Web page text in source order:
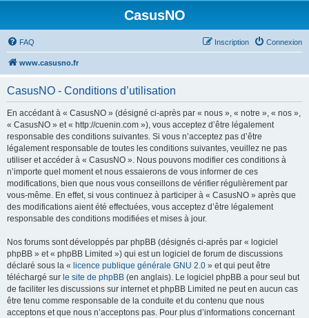
CasusNO
FAQ Connexion
Inscription
www.casusno.fr
CasusNO - Conditions d’utilisation
En accédant à « CasusNO » (désigné ci-après par « nous », « notre », « nos »,
« CasusNO » et « http://cuenin.com »), vous acceptez d’être légalement
responsable des conditions suivantes. Si vous n’acceptez pas d’être
légalement responsable de toutes les conditions suivantes, veuillez ne pas
utiliser et accéder à « CasusNO ». Nous pouvons modifier ces conditions à
n’importe quel moment et nous essaierons de vous informer de ces
modifications, bien que nous vous conseillons de vérifier régulièrement par
vous-même. En effet, si vous continuez à participer à « CasusNO » après que
des modifications aient été effectuées, vous acceptez d’être légalement
responsable des conditions modifiées et mises à jour.
Nos forums sont développés par phpBB (désignés ci-après par « logiciel
phpBB » et « phpBB Limited ») qui est un logiciel de forum de discussions
déclaré sous la « licence publique générale GNU 2.0 » et qui peut être
téléchargé sur le site de phpBB (en anglais). Le logiciel phpBB a pour seul but
de faciliter les discussions sur internet et phpBB Limited ne peut en aucun cas
être tenu comme responsable de la conduite et du contenu que nous
acceptons et que nous n’acceptons pas. Pour plus d’informations concernant